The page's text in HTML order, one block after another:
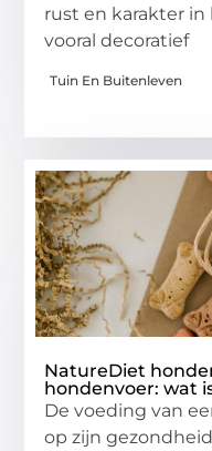
rust en karakter in
vooral decoratief
Tuin En Buitenleven
NatureDiet
hondenvoer: wat
De voeding van
op zijn